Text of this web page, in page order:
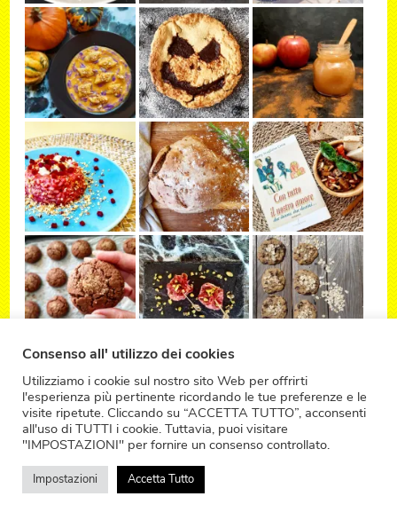
Consenso all' utilizzo dei cookies
Utilizziamo i cookie sul nostro sito Web per offrirti
l'esperienza più pertinente ricordando le tue preferenze e le
visite ripetute. Cliccando su “ACCETTA TUTTO”, acconsenti
all'uso di TUTTI i cookie. Tuttavia, puoi visitare
"IMPOSTAZIONI" per fornire un consenso controllato.
Impostazioni Accetta Tutto